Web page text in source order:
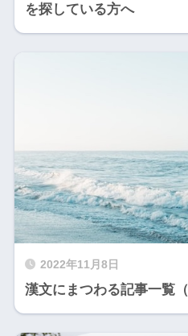
を探している方へ
2022年11月8日
漢文にまつわる記事一覧